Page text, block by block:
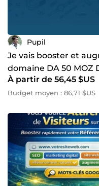
Pupil
Je vais booster et
domaine DA 50 MOZ
À partir de 56,45 $US
Budget moyen : 86,71 $US